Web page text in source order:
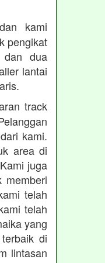
kami
pengikat
dan dua
lantai
track
kami.
area di
juga
memberi
telah
telah
yang
di
lintasan